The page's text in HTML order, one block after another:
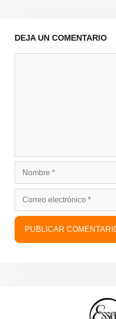
DEJA UN COMENTARIO
Nombre
Correo
electrónico